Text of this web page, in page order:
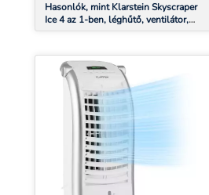
Hasonlók, mint Klarstein Skyscraper
Ice 4 az 1-ben, léghűtő, ventilátor,
180 m³/h, 45 W, oszcilláció, mobil